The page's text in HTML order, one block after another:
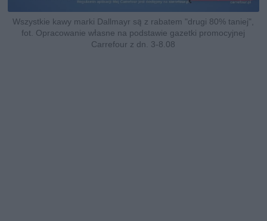
Wszystkie kawy marki Dallmayr są z rabatem "drugi 80% taniej",
fot. Opracowanie własne na podstawie gazetki promocyjnej
Carrefour z dn. 3-8.08